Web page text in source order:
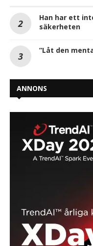
Han har ett
säkerheten
”Låt den
ANNONS